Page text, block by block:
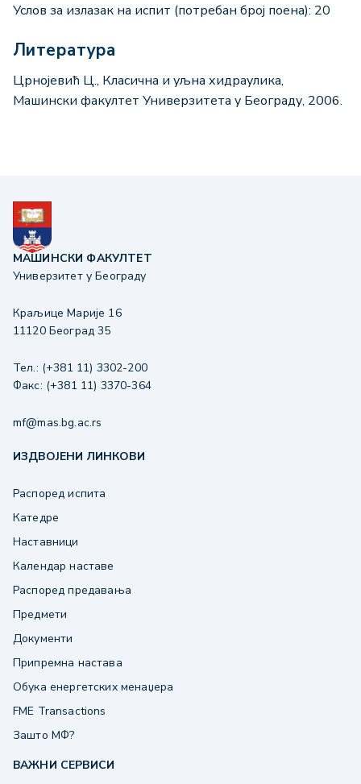
Услов за излазак на испит (потребан број поена): 20
Литература
Црнојевић Ц., Класична и уљна хидраулика,
Машински факултет Универзитета у Београду, 2006.
МАШИНСКИ ФАКУЛТЕТ
Универзитет у Београду
Краљице Марије 16
11120 Београд 35
Тел.: (+381 11) 3302-200
Факс: (+381 11) 3370-364
mf@mas.bg.ac.rs
ИЗДВОЈЕНИ ЛИНКОВИ
Распоред испита
Катедре
Наставници
Календар наставе
Распоред предавања
Предмети
Документи
Припремна настава
Обука енергетских менаџера
FME Transactions
Зашто МФ?
ВАЖНИ СЕРВИСИ